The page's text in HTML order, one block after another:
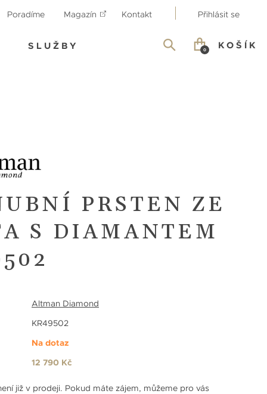
Poradíme Magazín Kontakt Přihlásit se
SLUŽBY KOŠÍK
0
PRSTEN ZE
S DIAMANTEM
Altman Diamond
KR49502
Na dotaz
12 790 Kč
již v prodeji. Pokud máte zájem, můžeme pro vás